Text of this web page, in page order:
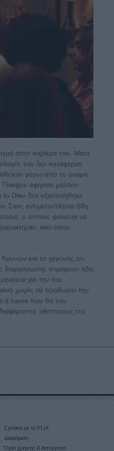
στην καριέρα του. Μετά
του δεν κατάφεραν
γύρω από το όνομά
Things» άφησαν μάλλον
Die» δεν αξιοποιήθηκε
Σακς αντιμετωπίζεται ήδη
ο οποίος φαίνεται να
εκεί όπου
και το γεγονός ότι
διοργάνωσης στρέφουν ήδη
για την πιο
χωρίς να προδώσει την
η ταινία που θα του
ηθοποιούς της
Σχετικά με το FLIX
Διαφήμιση
Όροι χρήσης & Απόρρητο